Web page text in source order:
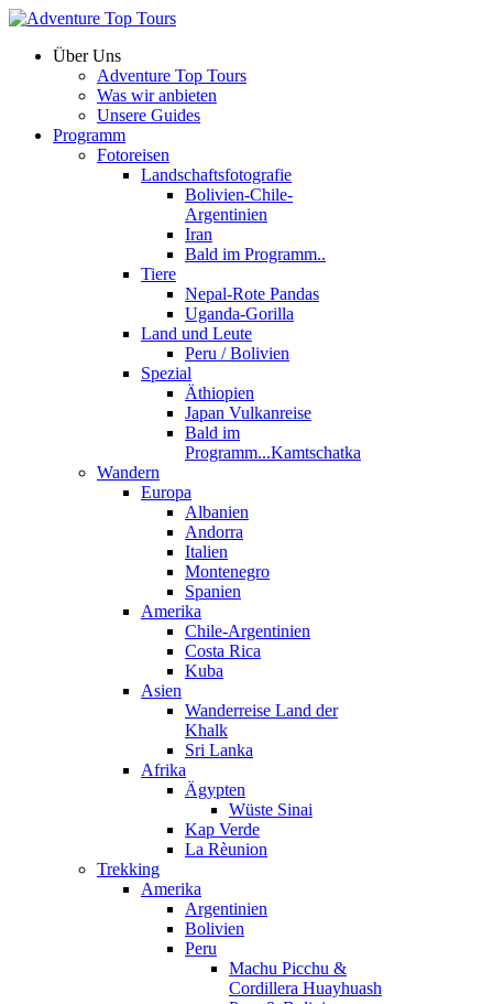
Über Uns
Adventure Top Tours
Was wir anbieten
Unsere Guides
Programm
Fotoreisen
Landschaftsfotografie
Bolivien-Chile-
Argentinien
Iran
Bald im Programm..
Tiere
Nepal-Rote Pandas
Uganda-Gorilla
Land und Leute
Peru / Bolivien
Spezial
Äthiopien
Japan Vulkanreise
Bald im
Programm...Kamtschatka
Wandern
Europa
Albanien
Andorra
Italien
Montenegro
Spanien
Amerika
Chile-Argentinien
Costa Rica
Kuba
Asien
Wanderreise Land der
Khalk
Sri Lanka
Afrika
Ägypten
Wüste Sinai
Kap Verde
La Rèunion
Trekking
Amerika
Argentinien
Bolivien
Peru
Machu Picchu &
Cordillera Huayhuash